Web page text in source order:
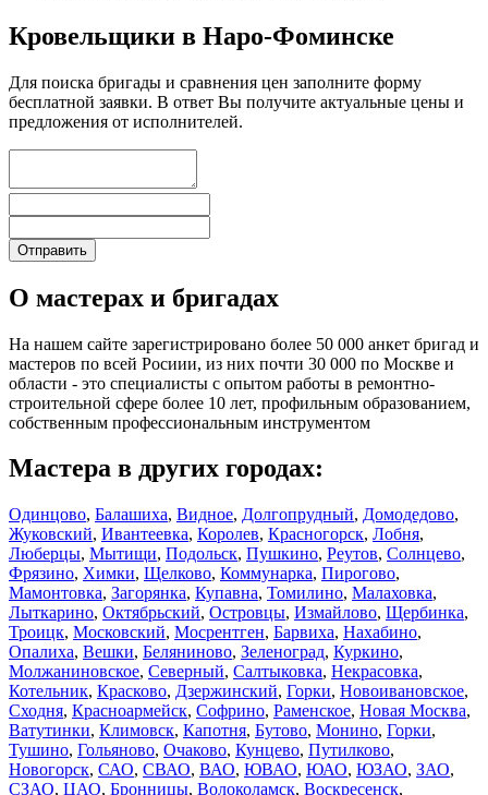
Кровельщики в Наро-Фоминске
Для поиска бригады и сравнения цен заполните форму
бесплатной заявки. В ответ Вы получите актуальные цены и
предложения от исполнителей.
О мастерах и бригадах
На нашем сайте зарегистрировано более 50 000 анкет бригад и
мастеров по всей Росиии, из них почти 30 000 по Москве и
области - это специалисты с опытом работы в ремонтно-
строительной сфере более 10 лет, профильным образованием,
собственным профессиональным инструментом
Мастера в других городах:
Одинцово, Балашиха, Видное, Долгопрудный, Домодедово,
Жуковский, Ивантеевка, Королев, Красногорск, Лобня,
Люберцы, Мытищи, Подольск, Пушкино, Реутов, Солнцево,
Фрязино, Химки, Щелково, Коммунарка, Пирогово,
Мамонтовка, Загорянка, Купавна, Томилино, Малаховка,
Лыткарино, Октябрьский, Островцы, Измайлово, Щербинка,
Троицк, Московский, Мосрентген, Барвиха, Нахабино,
Опалиха, Вешки, Беляниново, Зеленоград, Куркино,
Молжаниновское, Северный, Салтыковка, Некрасовка,
Котельник, Красково, Дзержинский, Горки, Новоивановское,
Сходня, Красноармейск, Софрино, Раменское, Новая Москва,
Ватутинки, Климовск, Капотня, Бутово, Монино, Горки,
Тушино, Гольяново, Очаково, Кунцево, Путилково,
Новогорск, САО, СВАО, ВАО, ЮВАО, ЮАО, ЮЗАО, ЗАО,
СЗАО, ЦАО, Бронницы, Волоколамск, Воскресенск,